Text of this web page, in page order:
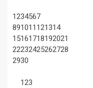
1234567
891011 121314
15161718192021
22232425262728
2930
123